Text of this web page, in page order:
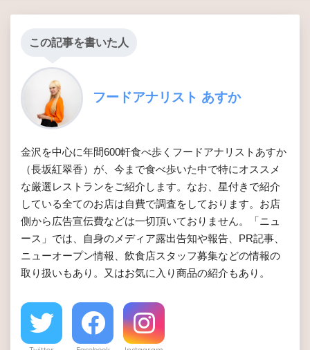
この記事を書いた人
フードアナリスト あすか
金沢を中心に年間600軒食べ歩くフードアナリストあすか
（長坂紅翠香）が、今まで食べ歩いた中で特にオススメ
な厳選レストランをご紹介します。なお、星付きで紹介
している全てのお店は自費で調査をしております。お店
側から広告宣伝費などは一切頂いておりません。「ニュ
ース」では、自身のメディア露出告知や報告、PR記事、
ニューオープン情報、飲食店スタッフ募集などの情報の
取り扱いもあり。又はお気に入り商品の紹介もあり。